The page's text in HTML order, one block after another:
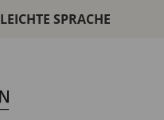
LEICHTE SPRACHE